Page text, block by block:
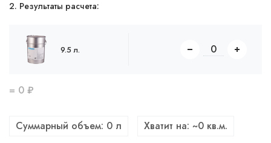
2. Результаты расчета:
9.5 л.
= 0 ₽
Суммарный объем: 0 л Хватит на: ~0 кв.м.